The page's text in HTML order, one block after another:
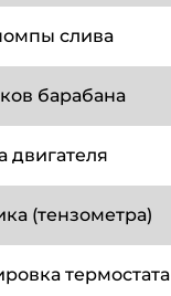
слива
барабана
двигателя
(тензометра)
термостата